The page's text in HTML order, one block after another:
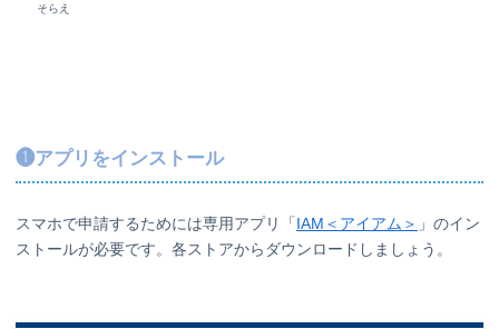
そらえ
❶アプリをインストール
スマホで申請するためには専用アプリ「IAM＜アイアム＞ 」のイン
ストールが必要です。各ストアからダウンロードしましょう。